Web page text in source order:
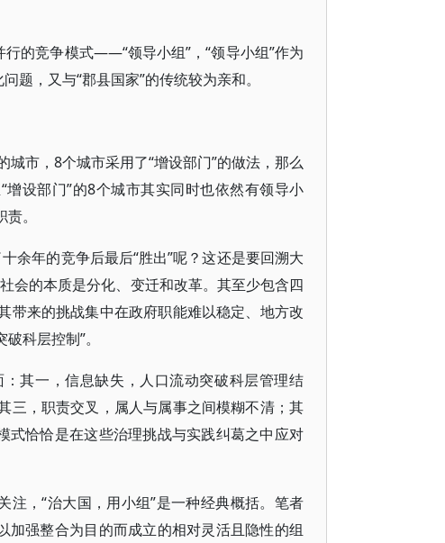
的竞争模式——“领导小组”，“领导小组”作为
题，又与“郡县国家”的传统较为亲和。
市，8个城市采用了“增设部门”的做法，那么
设部门”的8个城市其实同时也依然有领导小
。
余年的竞争后最后“胜出”呢？这还是要回溯大
会的本质是分化、变迁和改革。其至少包含四
带来的挑战集中在政府职能难以稳定、地方改
科层控制”。
其一，信息缺失，人口流动突破科层管理结
三，职责交叉，属人与属事之间模糊不清；其
式恰恰是在这些治理挑战与实践纠葛之中应对
注，“治大国，用小组”是一种经典概括。笔者
加强整合为目的而成立的相对灵活且隐性的组